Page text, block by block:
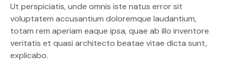
Ut perspiciatis, unde omnis iste natus error sit
voluptatem accusantium doloremque laudantium,
totam rem aperiam eaque ipsa, quae ab illo inventore
veritatis et quasi architecto beatae vitae dicta sunt,
explicabo.